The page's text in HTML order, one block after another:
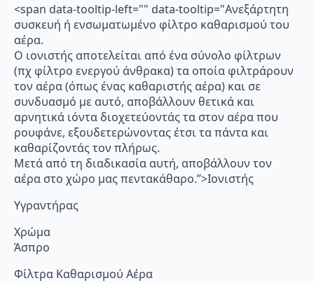
<span data-tooltip-left="" data-tooltip="Ανεξάρτητη
συσκευή ή ενσωματωμένο φίλτρο καθαρισμού του
αέρα.
Ο ιονιστής αποτελείται από ένα σύνολο φίλτρων
(πχ φίλτρο ενεργού άνθρακα) τα οποία φιλτράρουν
τον αέρα (όπως ένας καθαριστής αέρα) και σε
συνδυασμό με αυτό, αποβάλλουν θετικά και
αρνητικά ιόντα διοχετεύοντάς τα στον αέρα που
ρουφάνε, εξουδετερώνοντας έτσι τα πάντα και
καθαρίζοντάς τον πλήρως.
Μετά από τη διαδικασία αυτή, αποβάλλουν τον
αέρα στο χώρο μας πεντακάθαρο.”>Ιονιστής
Υγραντήρας
Χρώμα
Άσπρο
Φίλτρα Καθαρισμού Αέρα